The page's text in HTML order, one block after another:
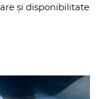
și disponibilitate